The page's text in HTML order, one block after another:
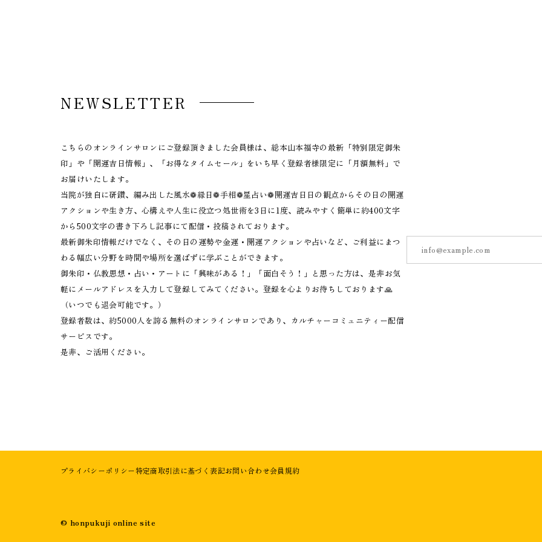
NEWSLETTER
こちらのオンラインサロンにご登録頂きました会員様は、総本山本福寺の最新「特別限定御朱
印」や「開運吉日情報」、「お得なタイムセール」をいち早く登録者様限定に「月額無料」で
お届けいたします。
当院が独自に研鑽、編み出した風水❁縁日❁手相❁星占い❁開運吉日日の観点からその日の開運
アクションや生き方、心構えや人生に役立つ処世術を3日に1度、読みやすく簡単に約400文字
から500文字の書き下ろし記事にて配信・投稿されております。
最新御朱印情報だけでなく、その日の運勢や金運・開運アクションや占いなど、ご利益にまつ
わる幅広い分野を時間や場所を選ばずに学ぶことができます。
御朱印・仏教思想・占い・アートに「興味がある！」「面白そう！」と思った方は、是非お気
軽にメールアドレスを入力して登録してみてください。登録を心よりお待ちしております🙏
（いつでも退会可能です。）
登録者数は、約5000人を誇る無料のオンラインサロンであり、カルチャーコミュニティー配信
サービスです。
是非、ご活用ください。
プライバシーポリシー特定商取引法に基づく表記お問い合わせ会員規約
©︎ honpukuji online site